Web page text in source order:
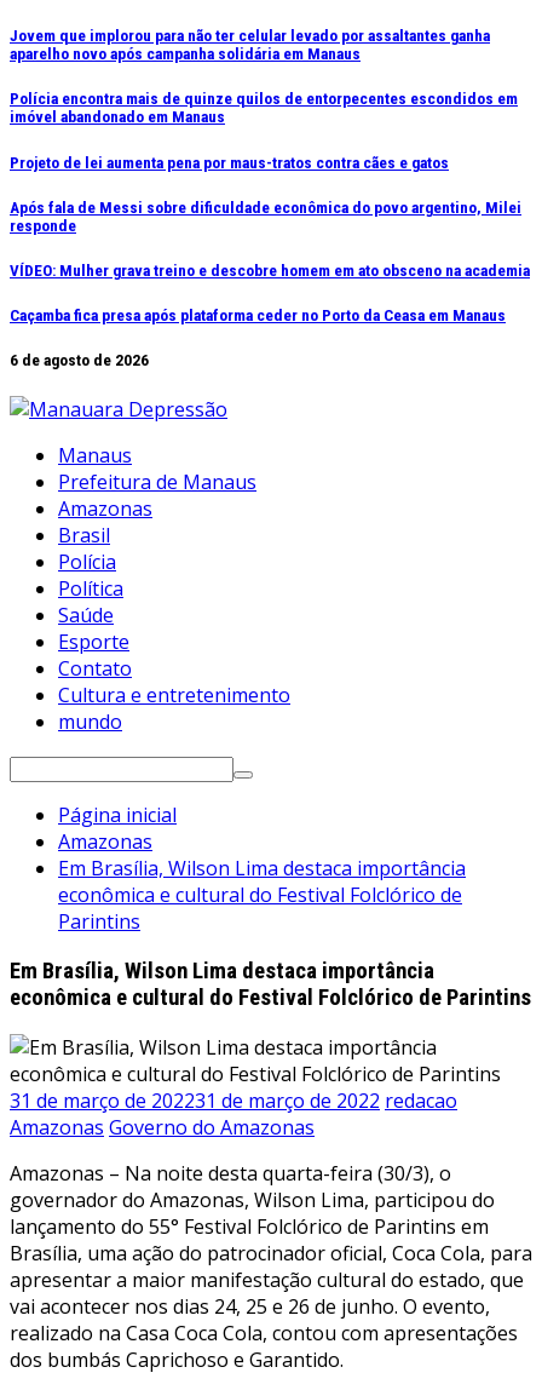
Ir
para
o
conteúdo
Jovem que implorou para não ter celular levado por assaltantes ganha
aparelho novo após campanha solidária em Manaus
Polícia encontra mais de quinze quilos de entorpecentes escondidos em
imóvel abandonado em Manaus
Projeto de lei aumenta pena por maus-tratos contra cães e gatos
Após fala de Messi sobre dificuldade econômica do povo argentino, Milei
responde
VÍDEO: Mulher grava treino e descobre homem em ato obsceno na academia
Caçamba fica presa após plataforma ceder no Porto da Ceasa em Manaus
6 de agosto de 2026
Manaus
Prefeitura de Manaus
Amazonas
Brasil
Polícia
Política
Saúde
Esporte
Contato
Cultura e entretenimento
mundo
Pesquisar
Página inicial
Amazonas
Em Brasília, Wilson Lima destaca importância
econômica e cultural do Festival Folclórico de
Parintins
Em Brasília, Wilson Lima destaca importância
econômica e cultural do Festival Folclórico de Parintins
31 de março de 202231 de março de 2022 redacao
Amazonas Governo do Amazonas
Amazonas – Na noite desta quarta-feira (30/3), o
governador do Amazonas, Wilson Lima, participou do
lançamento do 55° Festival Folclórico de Parintins em
Brasília, uma ação do patrocinador oficial, Coca Cola, para
apresentar a maior manifestação cultural do estado, que
vai acontecer nos dias 24, 25 e 26 de junho. O evento,
realizado na Casa Coca Cola, contou com apresentações
dos bumbás Caprichoso e Garantido.